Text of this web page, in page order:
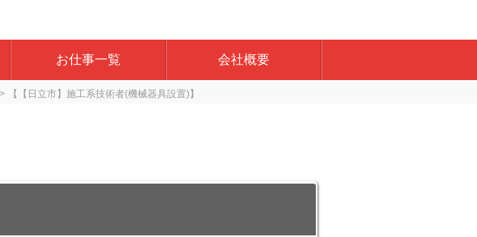
お仕事一覧 会社概要
【【日立市】施工系技術者(機械器具設置)】